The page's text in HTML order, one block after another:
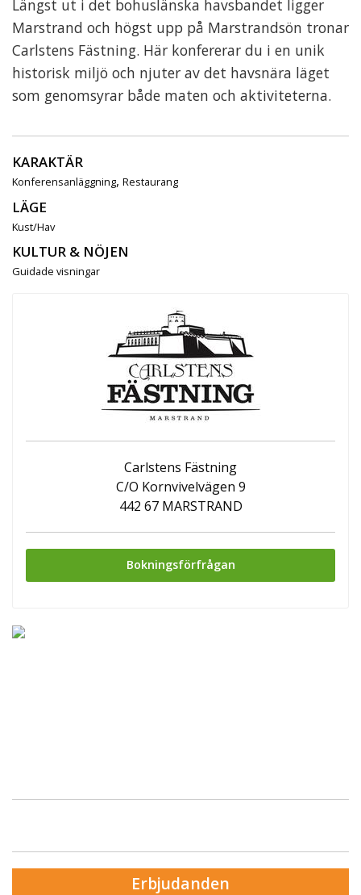
Längst ut i det bohuslänska havsbandet ligger
Marstrand och högst upp på Marstrandsön tronar
Carlstens Fästning. Här konfererar du i en unik
historisk miljö och njuter av det havsnära läget
som genomsyrar både maten och aktiviteterna.
KARAKTÄR
Konferensanläggning, Restaurang
LÄGE
Kust/Hav
KULTUR & NÖJEN
Guidade visningar
Carlstens Fästning
C/O Kornvivelvägen 9
442 67 MARSTRAND
Bokningsförfrågan
Erbjudanden